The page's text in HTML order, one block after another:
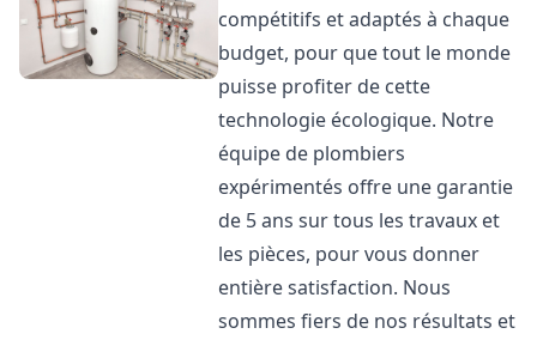
compétitifs et adaptés à chaque
budget, pour que tout le monde
puisse profiter de cette
technologie écologique. Notre
équipe de plombiers
expérimentés offre une garantie
de 5 ans sur tous les travaux et
les pièces, pour vous donner
entière satisfaction. Nous
sommes fiers de nos résultats et